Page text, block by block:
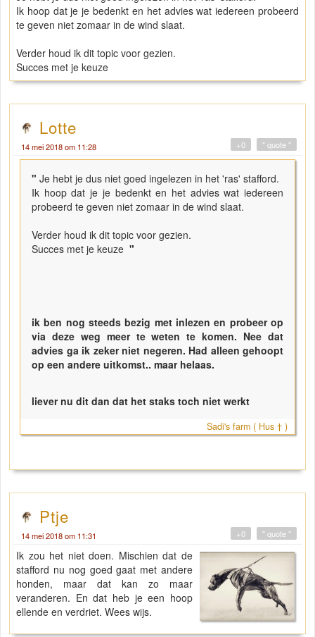
Ik hoop dat je je bedenkt en het advies wat iedereen probeerd
te geven niet zomaar in de wind slaat.
Verder houd ik dit topic voor gezien.
Succes met je keuze
Lotte
14 mei 2018 om 11:28 " quote "
+0
" Je hebt je dus niet goed ingelezen in het 'ras' stafford.
Ik hoop dat je je bedenkt en het advies wat iedereen
probeerd te geven niet zomaar in de wind slaat.
Verder houd ik dit topic voor gezien.
Succes met je keuze "
ik ben nog steeds bezig met inlezen en probeer op
via deze weg meer te weten te komen. Nee dat
advies ga ik zeker niet negeren. Had alleen gehoopt
op een andere uitkomst.. maar helaas.
liever nu dit dan dat het staks toch niet werkt
Sadi's farm ( Hus † )
Ptje
14 mei 2018 om 11:31 " quote "
+0
Ik zou het niet doen. Mischien dat de
stafford nu nog goed gaat met andere
honden, maar dat kan zo maar
veranderen. En dat heb je een hoop
ellende en verdriet. Wees wijs.